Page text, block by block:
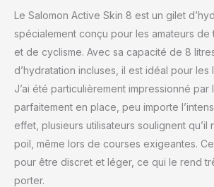
réactualisée
matières
liberté de
accrue, un
l’intérieur et
de réglage
que le gilet
Rangement
espace de
Le Salomon Active Skin 8 est un gilet
spécialement conçu pour les amateurs de
et de cyclisme. Avec sa capacité de 8
d’hydratation incluses, il est idéal pour les
J’ai été particulièrement impressionné par
parfaitement en place, peu importe
effet, plusieurs utilisateurs soulignent qu’il
poil, même lors de courses exigeantes.
pour être discret et léger, ce qui le rend
porter.